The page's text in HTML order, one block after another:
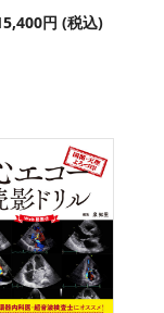
円 (税込)